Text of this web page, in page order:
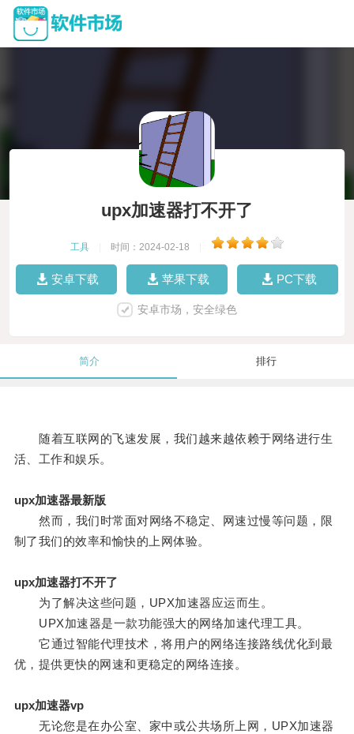
upx加速器打不开了
工具 时间：2024-02-18
安卓下载 苹果下载 PC下载
安卓市场，安全绿色
简介 排行
随着互联网的飞速发展，我们越来越依赖于网络进行生
活、工作和娱乐。
upx加速器最新版
然而，我们时常面对网络不稳定、网速过慢等问题，限
制了我们的效率和愉快的上网体验。
upx加速器打不开了
为了解决这些问题，UPX加速器应运而生。
UPX加速器是一款功能强大的网络加速代理工具。
它通过智能代理技术，将用户的网络连接路线优化到最
优，提供更快的网速和更稳定的网络连接。
upx加速器vp
无论您是在办公室、家中或公共场所上网，UPX加速器